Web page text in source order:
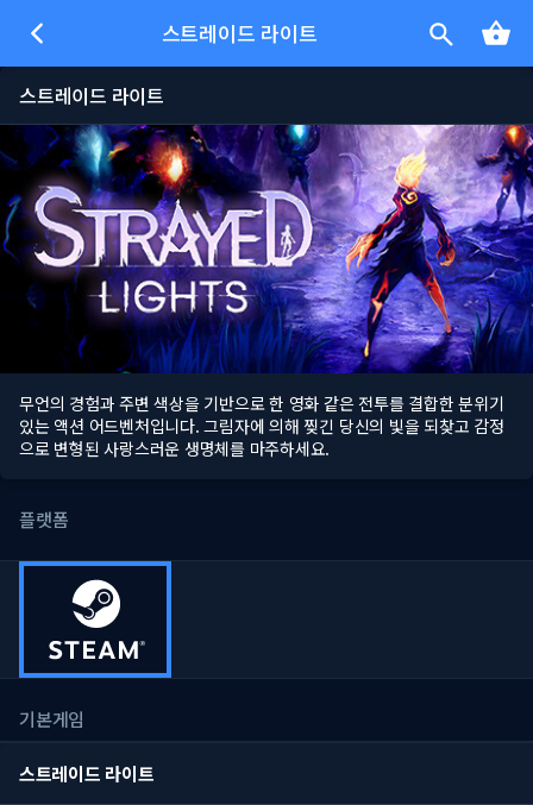
스트레이드 라이트
스트레이드 라이트
무언의 경험과 주변 색상을 기반으로 한 영화 같은 전투를 결합한 분위기
있는 액션 어드벤처입니다. 그림자에 의해 찢긴 당신의 빛을 되찾고 감정
으로 변형된 사랑스러운 생명체를 마주하세요.
플랫폼
기본게임
스트레이드 라이트